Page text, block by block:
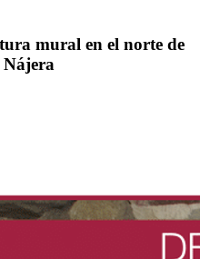
mural en el norte de
Nájera